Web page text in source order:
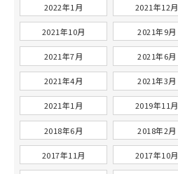
2022年1月 2021年12月
2021年10月 2021年9月
2021年7月 2021年6月
2021年4月 2021年3月
2021年1月 2019年11月
2018年6月 2018年2月
2017年11月 2017年10月